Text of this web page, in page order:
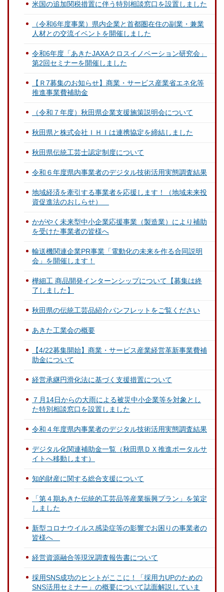
米国の追加関税措置に伴う特別相談窓口を設置しました
（令和6年度事業）県内企業と首都圏在住の副業・兼業
人材との交流イベントを開催しました
令和6年度「あきたJAXAクロスイノベーション研究会」
第2回セミナーを開催しました
【Ｒ7募集のお知らせ】商業・サービス産業省エネ化等
推進事業費補助金
（令和７年度）秋田県企業支援施策説明会について
秋田県と株式会社ＩＨＩは連携協定を締結しました
秋田県伝統工芸士認定制度について
令和６年度県内事業者のデジタル技術活用実態調査結果
地域経済を牽引する事業者を応援します！（地域未来投
資促進法のおしらせ）
かがやく未来型中小企業応援事業（製造業）により補助
を受けた事業者の皆様へ
輸送機関連企業PR事業「電動化の未来を作る合同説明
会」を開催します！
樺細工 商品開発インターンシップについて【募集は終
了しました】
秋田県の伝統工芸品紹介パンフレットをご覧ください
あきた工業会の概要
【4/22募集開始】商業・サービス産業経営革新事業費補
助金について
経営承継円滑化法に基づく支援措置について
７月14日からの大雨による被災中小企業等を対象とし
た特別相談窓口を設置しました
令和４年度県内事業者のデジタル技術活用実態調査結果
デジタル化関連補助金一覧（秋田県ＤＸ推進ポータルサ
イトへ移動します）
知的財産に関する総合支援について
「第４期あきた伝統的工芸品等産業振興プラン」を策定
しました
新型コロナウイルス感染症等の影響でお困りの事業者の
皆様へ
経営資源融合等現況調査報告書について
採用SNS成功のヒントがここに！「採用力UPのための
SNS活用セミナー」の概要について誌面解説していま